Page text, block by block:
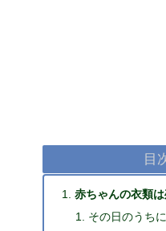
目
赤ちゃんの衣類
その日のうち